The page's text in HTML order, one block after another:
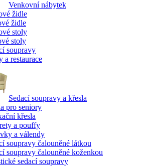
Venkovní nábytek
židle
židle
stoly
stoly
soupravy
a restaurace
Sedací soupravy a křesla
pro seniory
křesla
a pouffy
a válendy
soupravy čalouněné látkou
soupravy čalouněné koženkou
sedací soupravy